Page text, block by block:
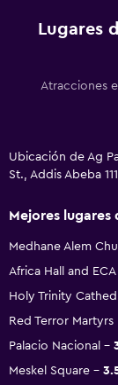
Lugares
Atracciones
Ubicación de Ag
St., Addis Abeba
Mejores lugares
Medhane Alem
Africa Hall and
Holy Trinity
Red Terror Martyrs
Palacio Nacional
Meskel Square